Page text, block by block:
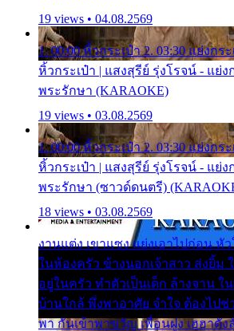
19 views • 04.08.2569
1. 00:00 หิ้วกระเป๋า 2. 03:30 แย่งกระ
หิ้วกระเป๋า | แสงสุรีย์ รุ่งโรจน์ - แย่ง
พระรักษา (KARAOKE)
19 views • 03.08.2569
1. 00:00 หิ้วกระเป๋า 2. 03:30 แย่งกระ
หิ้วกระเป๋า | แสงสุรีย์ รุ่งโรจน์ - แย่ง
พระรักษา (ซาวด์ดนตรี)
18 views • 03.08.2569
งานแต่ง เขาแซง แย่งเอาไปก่อน
ในห้องครัว ข้างนอกเจ้าสาว ส่งยิ้ม
อยู่ในครัว ทำตัวเป็นเด็ก ล้างจาน ใ
บ้านใกล้ พึ่งพาอาศัย จำใจ ต้องไปช่
พา กันเข้าพาขวัญ เพื่อนฝูง เฮฮาดัง